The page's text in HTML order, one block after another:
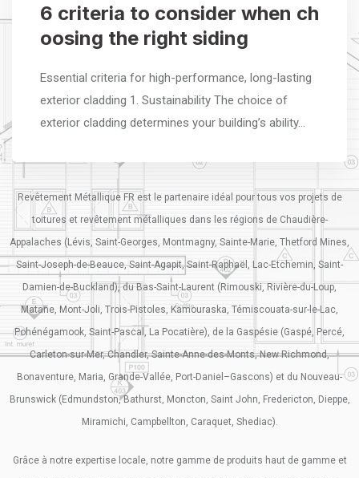
6 criteria to consider when ch
oosing the right siding
Essential criteria for high-performance, long-lasting
exterior cladding 1. Sustainability The choice of
exterior cladding determines your building’s ability…
Revêtement Métallique FR est le partenaire idéal pour tous vos projets de
toitures et revêtement métalliques dans les régions de Chaudière-
Appalaches (Lévis, Saint-Georges, Montmagny, Sainte-Marie, Thetford Mines,
Saint-Joseph-de-Beauce, Saint-Agapit, Saint-Raphaël, Lac-Etchemin, Saint-
Damien-de-Buckland), du Bas-Saint-Laurent (Rimouski, Rivière-du-Loup,
Matane, Mont-Joli, Trois-Pistoles, Kamouraska, Témiscouata-sur-le-Lac,
Pohénégamook, Saint-Pascal, La Pocatière), de la Gaspésie (Gaspé, Percé,
Carleton-sur-Mer, Chandler, Sainte-Anne-des-Monts, New Richmond,
Bonaventure, Maria, Grande-Vallée, Port-Daniel–Gascons) et du Nouveau-
Brunswick (Edmundston, Bathurst, Moncton, Saint John, Fredericton, Dieppe,
Miramichi, Campbellton, Caraquet, Shediac).
Grâce à notre expertise locale, notre gamme de produits haut de gamme et